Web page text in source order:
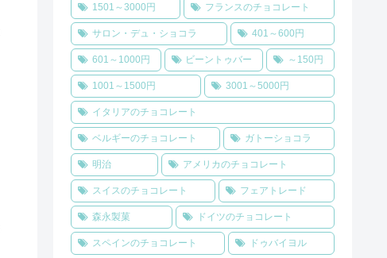
1501～3000円 フランスのチョコレート
サロン・デュ・ショコラ 401～600円
601～1000円 ビーントゥバー ～150円
1001～1500円 3001～5000円
イタリアのチョコレート
ベルギーのチョコレート ガトーショコラ
明治 アメリカのチョコレート
スイスのチョコレート フェアトレード
森永製菓 ドイツのチョコレート
スペインのチョコレート ドゥバイヨル